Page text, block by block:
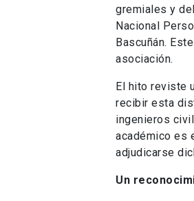
gremiales y
Nacional
Bascuñán.
asociación.
El hito reviste
recibir esta
ingenieros
académico es
adjudicarse
Un